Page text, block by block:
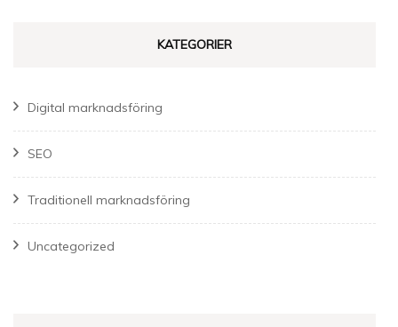
KATEGORIER
Digital marknadsföring
SEO
Traditionell marknadsföring
Uncategorized